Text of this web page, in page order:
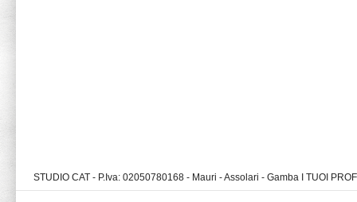
STUDIO CAT - P.Iva: 02050780168 - Mauri - Assolari - Gamba I TUOI